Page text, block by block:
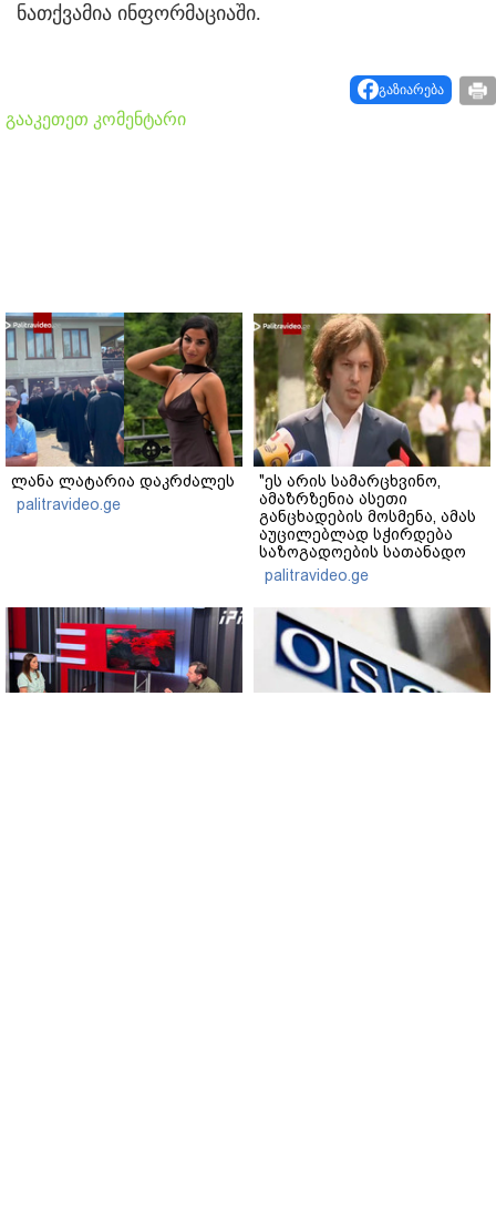
ნათქვამია ინფორმაციაში.
გაზიარება
გააკეთეთ კომენტარი
ლანა ლატარია დაკრძალეს
palitravideo.ge
"ეს არის სამარცხვინო,
ამაზრზენია ასეთი
განცხადების მოსმენა, ამას
აუცილებლად სჭირდება
საზოგადოების სათანადო
რეაქცია" - ირაკლი
კობახიძე
palitravideo.ge